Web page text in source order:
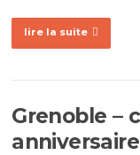
lire la suite
Grenoble –